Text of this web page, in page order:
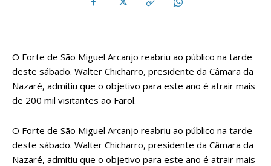
O Forte de São Miguel Arcanjo reabriu ao público na tarde
deste sábado. Walter Chicharro, presidente da Câmara da
Nazaré, admitiu que o objetivo para este ano é atrair mais
de 200 mil visitantes ao Farol.
O Forte de São Miguel Arcanjo reabriu ao público na tarde
deste sábado. Walter Chicharro, presidente da Câmara da
Nazaré, admitiu que o objetivo para este ano é atrair mais